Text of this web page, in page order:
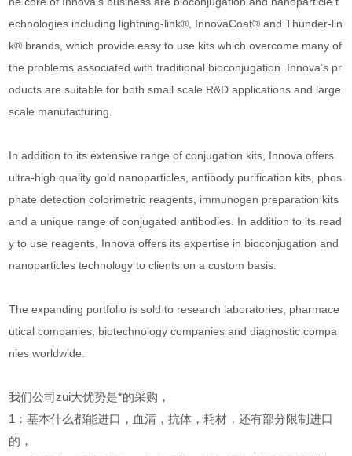
echnologies including l­ightning-l­ink®, InnovaCoat® and Thunder-l­in
k® brands, which provide easy to use kits which overcome many of
the problems associated with traditional bioconjugation. Innova’s pr
oducts are suitable for both small scale R&D appl­ications and large
scale manufacturing.
In addition to its extensive range of conjugation kits, Innova offers
ultra-high qual­ity gold nanoparticles, antibody purification kits, phos
phate detection colorimetric reagents, immunogen preparation kits
and a unique range of conjugated antibodies. In addition to its read
y to use reagents, Innova offers its expertise in bioconjugation and
nanoparticles technology to cl­ients on a custom basis.
The expanding portfol­io is sold to research laboratories, pharmace
utical companies, biotechnology companies and diagnostic compa
nies worldwide.
我们公司zui大优势是*的采购，
1
：基本什么都能进口，血清，抗体，耗材，还有部分限制进口
的，